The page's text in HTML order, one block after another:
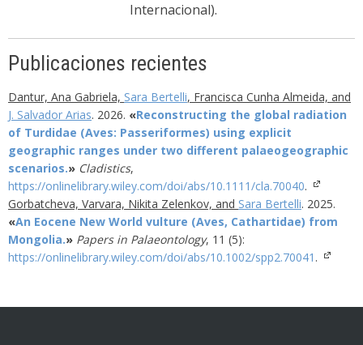
Internacional).
Publicaciones recientes
Dantur, Ana Gabriela, Sara Bertelli, Francisca Cunha Almeida, and
J. Salvador Arias. 2026. «Reconstructing the global radiation
of Turdidae (Aves: Passeriformes) using explicit
geographic ranges under two different palaeogeographic
scenarios.» Cladistics,
https://onlinelibrary.wiley.com/doi/abs/10.1111/cla.70040.
Gorbatcheva, Varvara, Nikita Zelenkov, and Sara Bertelli. 2025.
«An Eocene New World vulture (Aves, Cathartidae) from
Mongolia.» Papers in Palaeontology, 11 (5):
https://onlinelibrary.wiley.com/doi/abs/10.1002/spp2.70041 .